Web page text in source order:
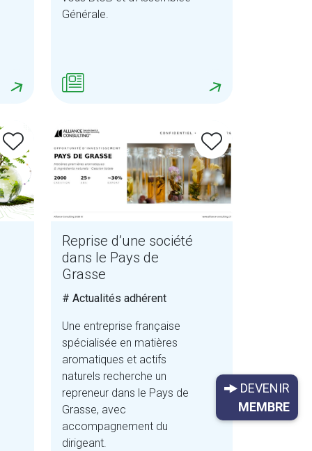
Générale.
Reprise d’une société
dans le Pays de
Grasse
# Actualités adhérent
Une entreprise française
spécialisée en matières
aromatiques et actifs
naturels recherche un
repreneur dans le Pays de
Grasse, avec
accompagnement du
dirigeant.
DEVENIR
MEMBRE